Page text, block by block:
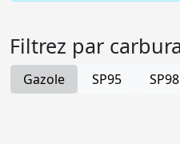
Filtrez par
Gazole SP95 SP98